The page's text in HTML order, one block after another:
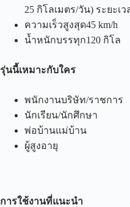
25 กิโลเมตร/วัน) ระยะเ
ความเร็วสูงสุด45 km/h
น้ำหนักบรรทุก120 กิโล
รุ่นนี้เหมาะกับใคร
พนักงานบริษัท/ราชการ
นักเรียน/นักศึกษา
พ่อบ้านแม่บ้าน
ผู้สูงอายุ
การใช้งานที่แนะนำ